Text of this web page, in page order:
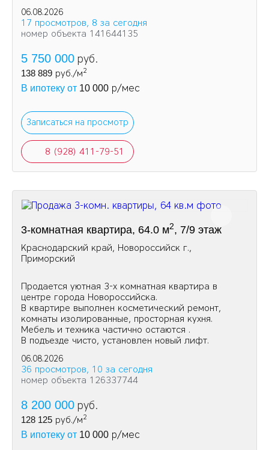
06.08.2026
17 просмотров, 8 за сегодня
номер объекта 141644135
5 750 000 руб.
138 889 руб./м2
В ипотеку от 10 000 р/мес
Записаться на просмотр
8 (928) 411-79-51
3-комнатная квартира, 64.0 м2, 7/9 этаж
Краснодарский край, Новороссийск г.,
Приморский
Пpoдается уютная 3-х комнатная квартира в
центре города Новороссийска.
В квартире выполнен косметический ремонт,
комнаты изолированные, просторная кухня.
Мебель и техника частично остаются .
В подъезде чисто, установлен новый лифт.
06.08.2026
36 просмотров, 10 за сегодня
номер объекта 126337744
8 200 000 руб.
128 125 руб./м2
В ипотеку от 10 000 р/мес